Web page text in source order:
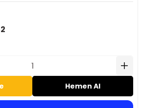
Hemen Al